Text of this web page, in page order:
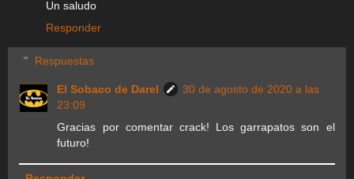
Un saludo
Responder
Respuestas
El Sobaco de Darel
30 de agosto de 2020 a las
23:09
Gracias por comentar crack! Los garrapatos son el
futuro!